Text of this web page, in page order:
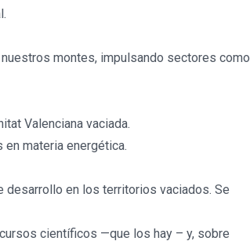
montes, impulsando sectores como
Valenciana vaciada.
materia energética.
en los territorios vaciados. Se
científicos —que los hay – y, sobre